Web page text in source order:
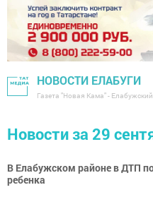
НОВОСТИ ЕЛАБУГИ
Газета "Новая Кама" -
Новости за 29
В Елабужском районе в ДТП
ребенка